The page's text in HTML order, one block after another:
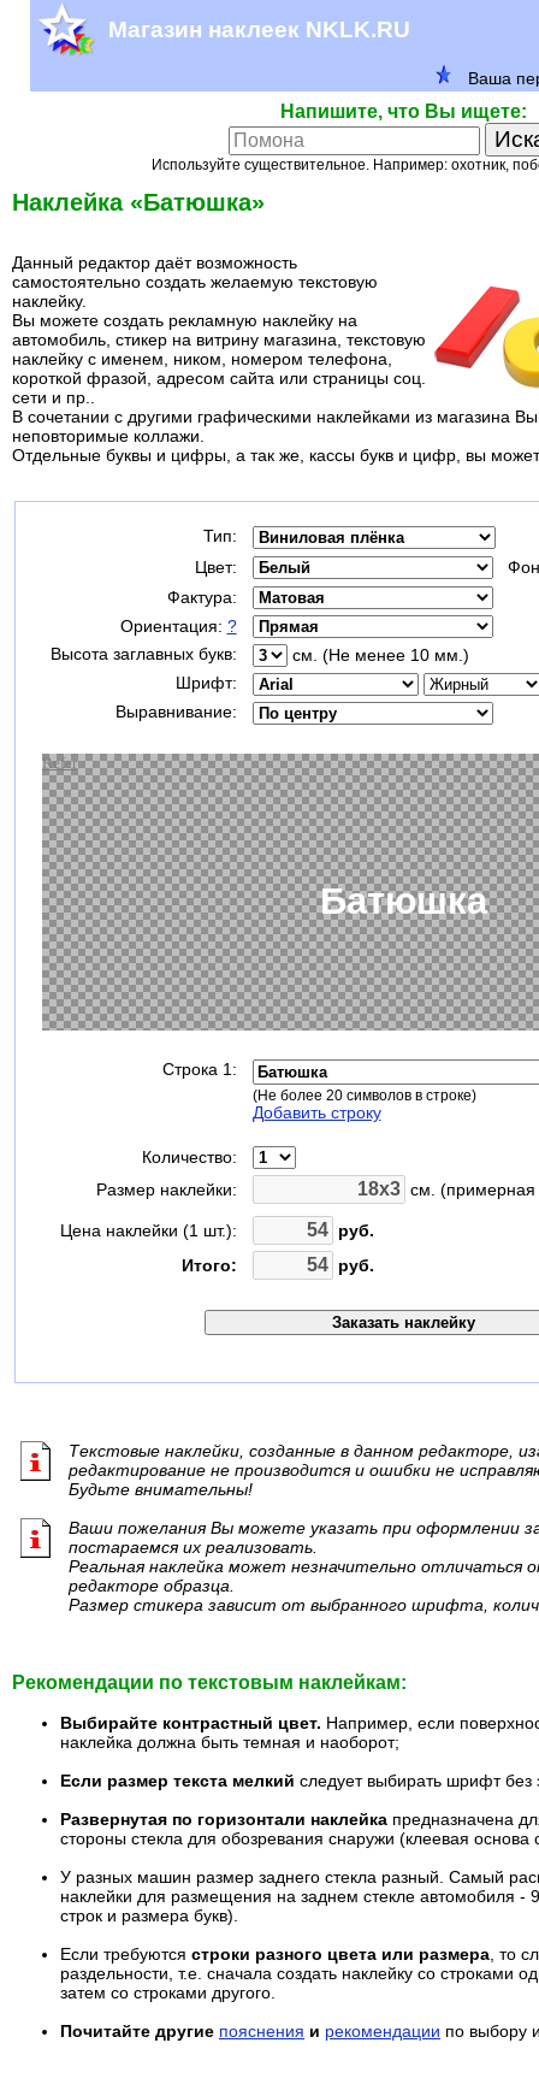
Магазин наклеек NKLK.RU
Напишите, что Вы ищете:
Используйте существительное. Например: охотник,
Наклейка «Батюшка»
Данный редактор даёт возможность
самостоятельно создать желаемую текстовую
наклейку.
Вы можете создать рекламную наклейку на
автомобиль, стикер на витрину магазина, текстовую
наклейку с именем, ником, номером телефона,
короткой фразой, адресом сайта или страницы соц.
сети и пр..
В сочетании с другими графическими наклейками из магазина
неповторимые коллажи.
Отдельные буквы и цифры, а так же, кассы букв и цифр, вы
Тип:
Цвет:
Фактура:
Ориентация: ?
Высота заглавных букв:
см. (Не менее 10 мм.)
Шрифт:
Выравнивание:
Строка 1:
(Не более 20 символов в строке)
Добавить строку
Количество:
Размер наклейки:
см. (примерная
Цена наклейки (1 шт.):
руб.
Итого:
руб.
Текстовые наклейки, созданные в данном редакторе,
редактирование не производится и ошибки не
Будьте внимательны!
Ваши пожелания Вы можете указать при оформлении
постараемся их реализовать.
Реальная наклейка может незначительно отличаться
редакторе образца.
Размер стикера зависит от выбранного шрифта,
Рекомендации по текстовым наклейкам:
Выбирайте контрастный цвет. Например, если
наклейка должна быть темная и наоборот;
Если размер текста мелкий следует выбирать шрифт
Развернутая по горизонтали наклейка предназначена
стороны стекла для обозревания снаружи (клеевая основа
У разных машин размер заднего стекла разный. Самый
наклейки для размещения на заднем стекле автомобиля -
строк и размера букв).
Если требуются строки разного цвета или размера , то
раздельности, т.е. сначала создать наклейку со строками
затем со строками другого.
Почитайте другие пояснения и рекомендации по выбору